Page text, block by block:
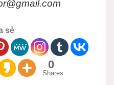
sẻ
0
Shares